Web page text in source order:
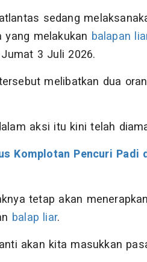
sedang
yang melakukan balapan
3 Juli 2026.
melibatkan dua
aksi itu kini telah
Komplotan Pencuri Padi
tetap akan
balap liar.
akan kita masukkan